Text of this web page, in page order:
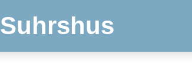
Suhrshus